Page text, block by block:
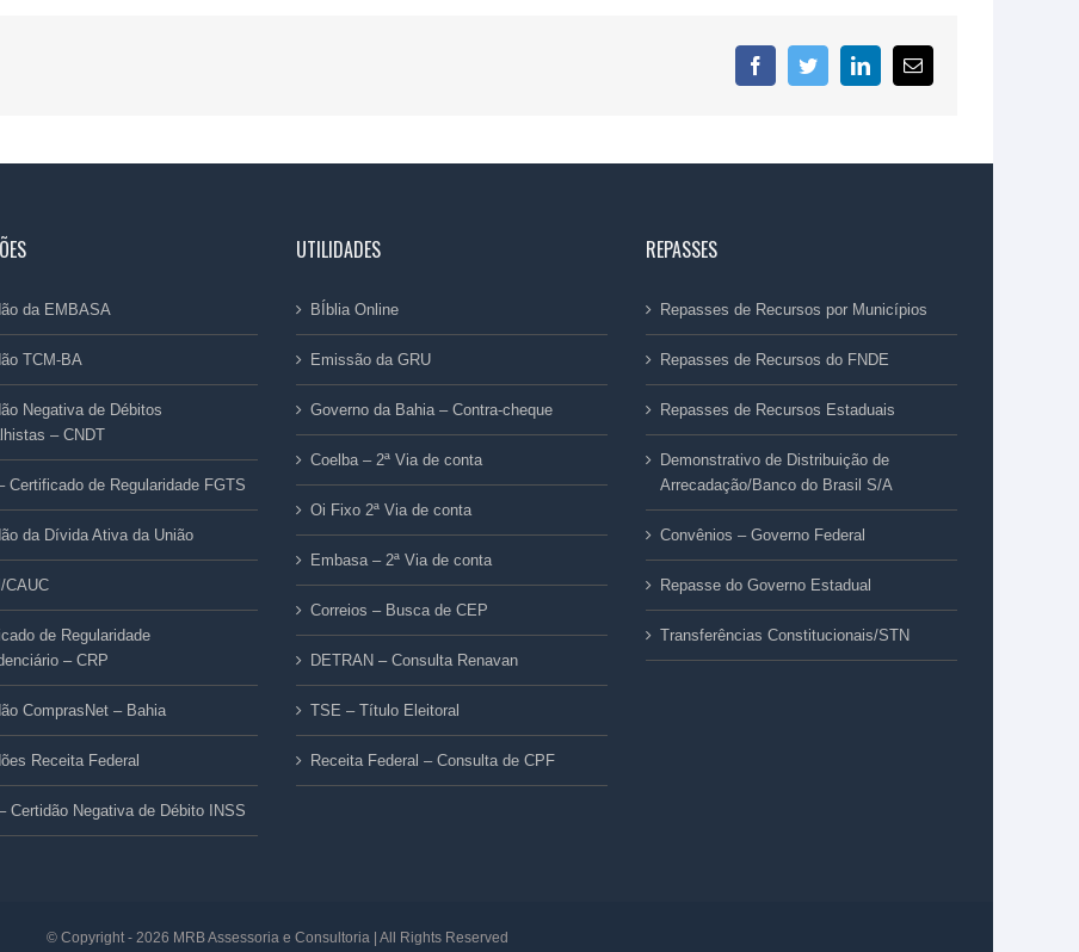
FacebookTwitterLinkedIn
E-
mail
da EMBASA
TCM-BA
Negativa de Débitos
– CNDT
Certificado de Regularidade FGTS
da Dívida Ativa da União
CAUC
de Regularidade
– CRP
ComprasNet – Bahia
Receita Federal
Certidão Negativa de Débito INSS
UTILIDADES
BÍblia Online
Emissão da GRU
Governo da Bahia – Contra-cheque
Coelba – 2ª Via de conta
Oi Fixo 2ª Via de conta
Embasa – 2ª Via de conta
Correios – Busca de CEP
DETRAN – Consulta Renavan
TSE – Título Eleitoral
Receita Federal – Consulta de CPF
REPASSES
Repasses de Recursos por Municípios
Repasses de Recursos do FNDE
Repasses de Recursos Estaduais
Demonstrativo de Distribuição de
Arrecadação/Banco do Brasil S/A
Convênios – Governo Federal
Repasse do Governo Estadual
Transferências Constitucionais/STN
© Copyright - 2026 MRB Assessoria e Consultoria | All Rights Reserved